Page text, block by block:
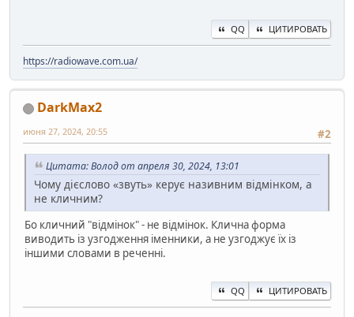
QQ ЦИТИРОВАТЬ
https://radiowave.com.ua/
DarkMax2
#2
июня 27, 2024, 20:55
Цитата: Волод от апреля 30, 2024, 13:01
Чому дієслово «звуть» керує називним відмінком, а
не кличним?
Бо кличний "відмінок" - не відмінок. Клична форма
виводить із узгодження іменники, а не узгоджує їх із
іншими словами в реченні.
QQ ЦИТИРОВАТЬ